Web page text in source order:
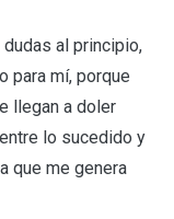
al principio,
para mí, porque
llegan a doler
lo sucedido y
que me genera